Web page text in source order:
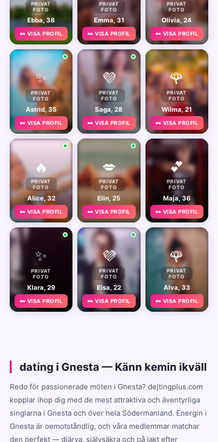
PRIVAT
FOTO
Ebba, 38
👀 VISA PROFIL
PRIVAT
FOTO
Emma, 31
👀 VISA PROFIL
PRIVAT
FOTO
Olivia, 24
👀 VISA PROFIL
✨
PRIVAT
FOTO
Astrid, 35
👀 VISA PROFIL
💜
PRIVAT
FOTO
Saga, 28
👀 VISA PROFIL
🌹
PRIVAT
FOTO
Wilma, 21
👀 VISA PROFIL
🔥
PRIVAT
FOTO
Alice, 32
👀 VISA PROFIL
💋
PRIVAT
FOTO
Elin, 25
👀 VISA PROFIL
💕
PRIVAT
FOTO
Maja, 36
👀 VISA PROFIL
✨
PRIVAT
FOTO
Klara, 29
👀 VISA PROFIL
💜
PRIVAT
FOTO
Elsa, 22
👀 VISA PROFIL
🌹
PRIVAT
FOTO
Alva, 33
👀 VISA PROFIL
dating i Gnesta — Känn kemin ikväll
Redo för passionerade möten i Gnesta? dejtingplus.com
kopplar ihop dig med de mest attraktiva och äventyrliga
singlarna i Gnesta och över hela Södermanland. Energin i
Gnesta är oemotståndlig, och våra medlemmar matchar
den perfekt — djärva, självsäkra och på jakt efter